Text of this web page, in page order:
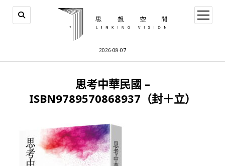
2026-08-07
open
menu
思考中華民國 –
ISBN9789570868937（封＋立）